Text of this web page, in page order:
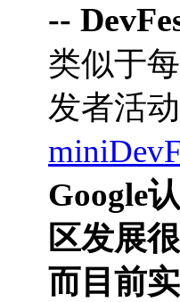
--
类似于
发者活
Google
区发展
而目前